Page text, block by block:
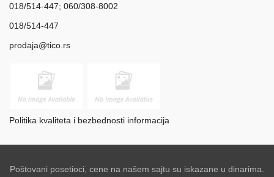
018/514-447; 060/308-8002
018/514-447
prodaja@tico.rs
Politika kvaliteta i bezbednosti informacija
Poštovani posetioci, cene na našem sajtu su iskazane u dinarima.